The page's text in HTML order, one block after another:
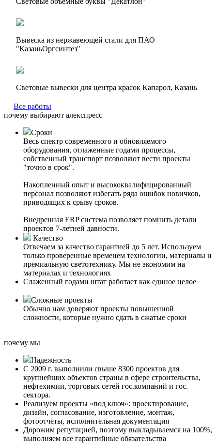
Вывеска из нержавеющей стали для ПАО
"КазаньОргсинтез"
Световые вывески для центра красок Капарол, Казань
Все работы
почему выбирают алекспресс
Сроки
Весь спектр современного и обновляемого
оборудования, отлаженные годами процессы,
собственный транспорт позволяют вести проекты
"точно в срок".
Накопленный опыт и высококвалифицированный
персонал позволяют избегать ряда ошибок новичков,
приводящих к срыву сроков.
Внедренная ERP система позволяет помнить детали
проектов 7-летней давности.
Качество
Отвечаем за качество гарантией до 5 лет. Используем
только проверенные временем технологии, материалы и
премиальную светотехнику. Мы не экономим на
материалах и технологиях
Слаженный годами штат работает как единое целое
Сложные проекты
Обычно нам доверяют проекты повышенной
сложности, которые нужно сдать в сжатые сроки
почему мы
Надежность
С 2009 г. выполнили свыше 8300 проектов для
крупнейших объектов страны в сфере строительства,
нефтехимии, торговых сетей гос.компаний и гос.
сектора.
Реализуем проекты «под ключ»: проектирование,
дизайн, согласование, изготовление, монтаж,
фотоотчеты, исполнительная документация
Дорожим репутацией, поэтому выкладываемся на 100%,
выполняем все гарантийные обязательства